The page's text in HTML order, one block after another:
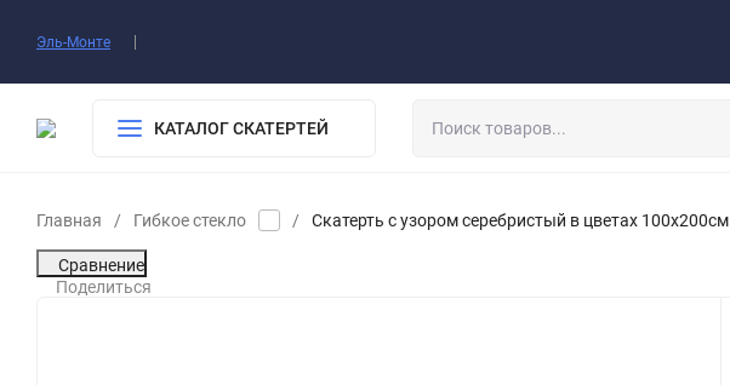
Эль-Монте
КАТАЛОГ СКАТЕРТЕЙ
Главная / Гибкое стекло / Скатерть с узором серебристый в цветах 100x200см
Сравнение
Поделиться